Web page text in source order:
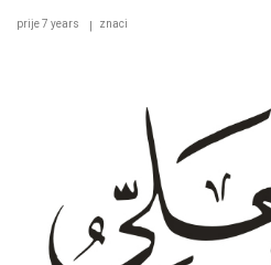
prije 7 years znaci